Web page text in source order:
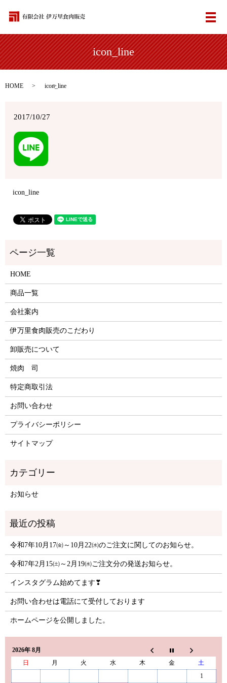
メ
icon_line
HOME icon_line
2017/10/27
icon_line
HOME
商品一覧
会社案内
伊万里食肉販売のこだわり
卸販売について
焼肉 司
特定商取引法
お問い合わせ
プライバシーポリシー
サイトマップ
お知らせ
令和7年10月17㈮～10月22㈬のご注文に関してのお知らせ。
令和7年2月15㈯～2月19㈬ご注文分の発送お知らせ。
インスタグラム始めてます❣
お問い合わせは電話にて受付しております
ホームページを公開しました。
2026年 8月
日
月 火 水 木 金
土
1